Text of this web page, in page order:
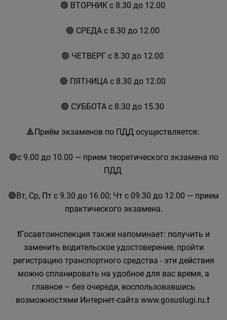
🟢 ВТОРНИК с 8.30 до 12.00
🟢 СРЕДА с 8.30 до 12.00
🟢 ЧЕТВЕРГ с 8.30 до 12.00
🟢 ПЯТНИЦА с 8.30 до 12.00
🟢 СУББОТА с 8.30 до 15.30
🔺Приём экзаменов по ПДД осуществляется:
🟢с 9.00 до 10.00 — прием теоретического экзамена по
ПДД
🟢Вт, Ср, Пт с 9.30 до 16.00; Чт с 09.30 до 12.00 — прием
практического экзамена.
❗Госавтоинспекция также напоминает: получить и
заменить водительское удостоверение, пройти
регистрацию транспортного средства - эти действия
можно спланировать на удобное для вас время, а
главное – без очереди, воспользовавшись
возможностями Интернет-сайта www.gosuslugi.ru.❗